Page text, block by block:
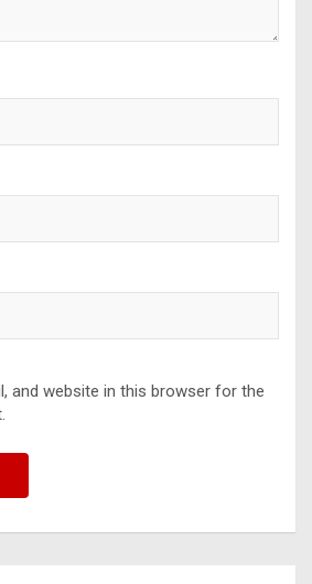
and website in this browser for the